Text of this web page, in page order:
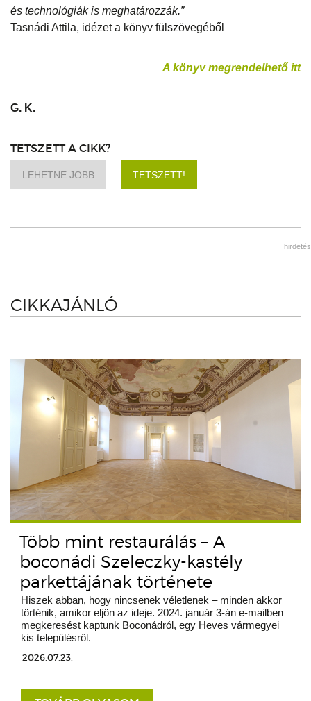
és technológiák is meghatározzák.”
Tasnádi Attila, idézet a könyv fülszövegéből
A könyv megrendelhető itt
G. K.
TETSZETT A CIKK?
LEHETNE JOBB TETSZETT!
hirdetés
CIKKAJÁNLÓ
Több mint restaurálás – A
boconádi Szeleczky-kastély
parkettájának története
Hiszek abban, hogy nincsenek véletlenek – minden akkor
történik, amikor eljön az ideje. 2024. január 3-án e-mailben
megkeresést kaptunk Boconádról, egy Heves vármegyei
kis településről.
2026.07.23.